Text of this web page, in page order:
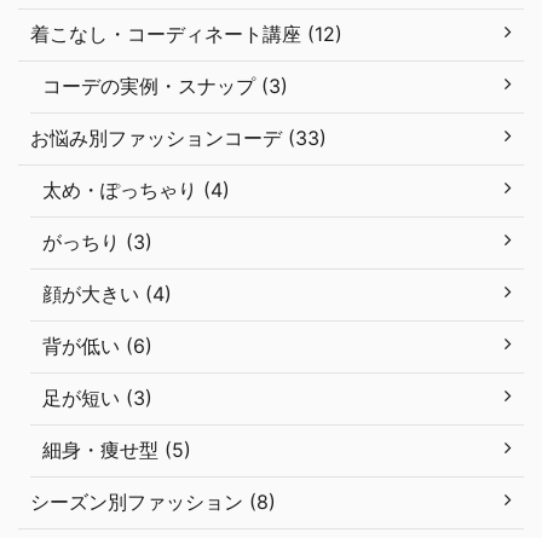
着こなし・コーディネート講座 (12)
コーデの実例・スナップ (3)
お悩み別ファッションコーデ (33)
太め・ぽっちゃり (4)
がっちり (3)
顔が大きい (4)
背が低い (6)
足が短い (3)
細身・痩せ型 (5)
シーズン別ファッション (8)